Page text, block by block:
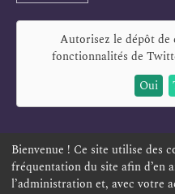
Autorisez le dépôt de
fonctionnalités de
Oui
ESPACE PERSONNEL
TÉLÉSERVICES
Bienvenue ! Ce site utilise des
fréquentation du site afin d’en
l’administration et, avec votre